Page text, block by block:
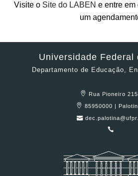
Visite o Site do LABEN e entre em
um
Universidade Federal
Departamento de Educação,
Rua Pioneiro
85950000 |